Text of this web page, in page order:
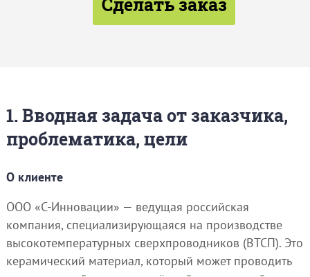
1. Вводная задача от заказчика,
проблематика, цели
О клиенте
ООО «С-Инновации» — ведущая российская
компания, специализирующаяся на производстве
высокотемпературных сверхпроводников (ВТСП). Это
керамический материал, который может проводить